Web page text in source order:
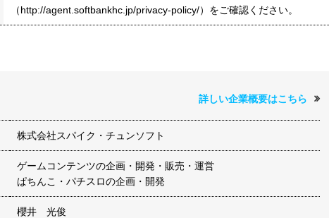
（http://agent.softbankhc.jp/privacy-policy/）をご確認ください。
詳しい企業概要はこちら
株式会社スパイク・チュンソフト
ゲームコンテンツの企画・開発・販売・運営
ぱちんこ・パチスロの企画・開発
櫻井 光俊